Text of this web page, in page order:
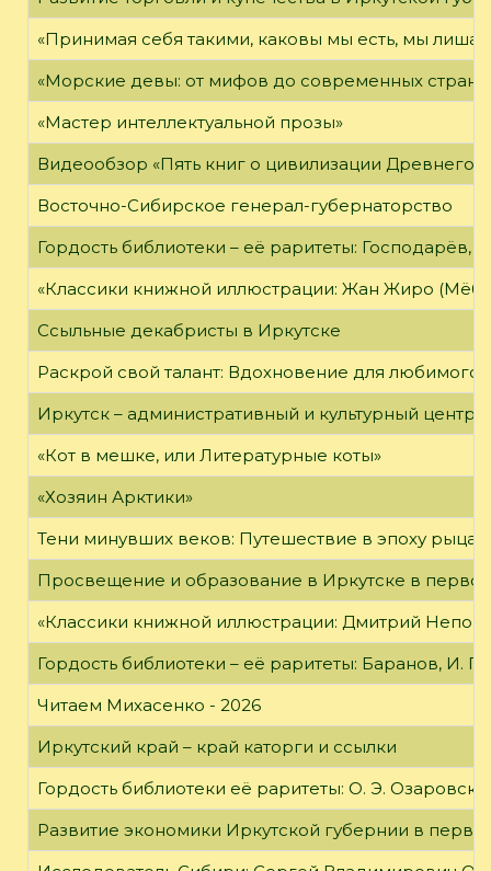
«Принимая себя такими, каковы мы есть, мы
«Морские девы: от мифов до современных
«Мастер интеллектуальной прозы»
Видеообзор «Пять книг о цивилизации Древнего
Восточно-Сибирское генерал-губернаторство
Гордость библиотеки – её раритеты:
«Классики книжной иллюстрации: Жан Жиро
Ссыльные декабристы в Иркутске
Раскрой свой талант: Вдохновение для любимого
Иркутск – административный и культурный центр
«Кот в мешке, или Литературные коты»
«Хозяин Арктики»
Тени минувших веков: Путешествие в эпоху
Просвещение и образование в Иркутске в
«Классики книжной иллюстрации: Дмитрий
Гордость библиотеки – её раритеты: Баранов, И.
Читаем Михасенко - 2026
Иркутский край – край каторги и ссылки
Гордость библиотеки её раритеты: О. Э.
Развитие экономики Иркутской губернии в